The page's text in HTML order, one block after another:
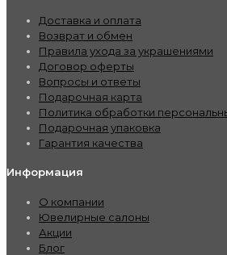
Доставка и оплата
Возврат и обмен
Правила ухода за украшениями
Договор оферты
Вопросы и ответы
Подарочная карта
Политика обработки
Подарочная упаковка
Гарантия качества
Информация
О компании
Ювелирные салоны
Акции
Блог